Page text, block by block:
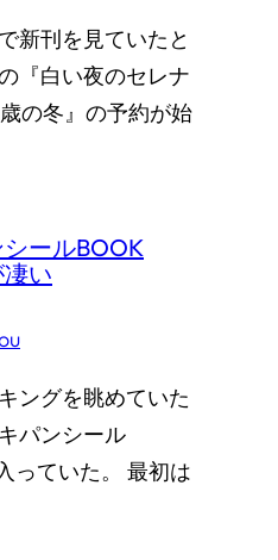
新刊を見ていたと
『白い夜のセレナ
の冬』の予約が始
ールBOOK
い
ングを眺めていた
パンシール
っていた。 最初は